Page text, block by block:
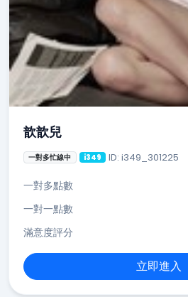
歆歆兒
一對多忙線中 i349 ID: i349_301225
一對多點數
一對一點數
滿意度評分
立即進入